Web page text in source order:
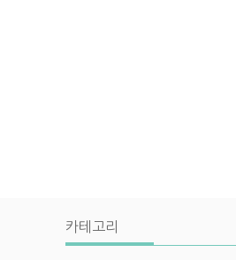
카테고리